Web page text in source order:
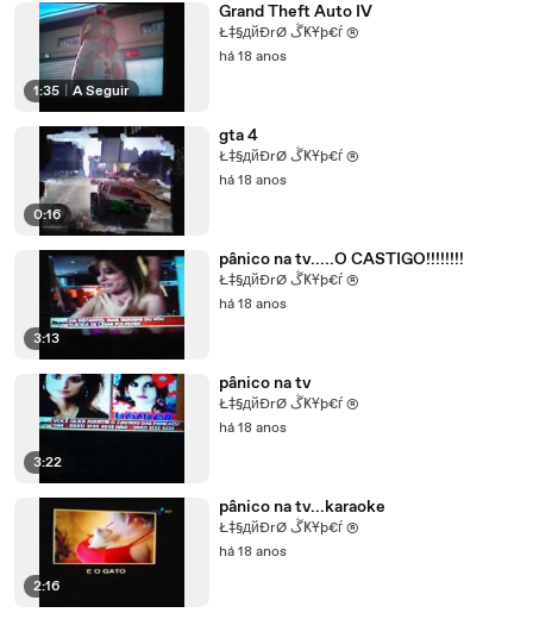
1:35 A Seguir
Grand Theft Auto IV
Ł‡§дйĐrØ ڴҜҰþ€ѓ ®
há 18 anos
0:16
gta 4
Ł‡§дйĐrØ ڴҜҰþ€ѓ ®
há 18 anos
3:13
pânico na tv.....O CASTIGO!!!!!!!!
Ł‡§дйĐrØ ڴҜҰþ€ѓ ®
há 18 anos
3:22
pânico na tv
Ł‡§дйĐrØ ڴҜҰþ€ѓ ®
há 18 anos
2:16
pânico na tv...karaoke
Ł‡§дйĐrØ ڴҜҰþ€ѓ ®
há 18 anos